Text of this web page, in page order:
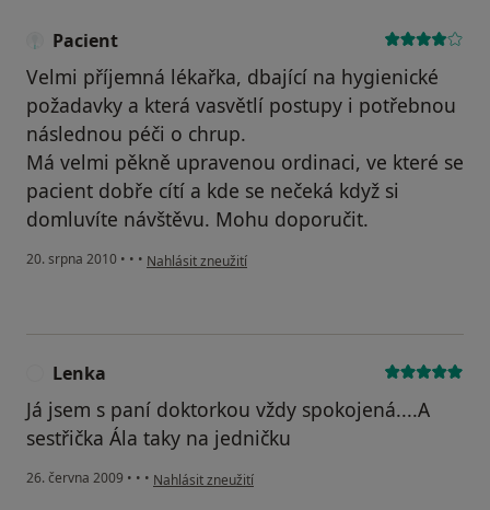
Pacient
Velmi příjemná lékařka, dbající na hygienické
požadavky a která vasvětlí postupy i potřebnou
následnou péči o chrup.
Má velmi pěkně upravenou ordinaci, ve které se
pacient dobře cítí a kde se nečeká když si
domluvíte návštěvu. Mohu doporučit.
20. srpna 2010 • • • podle názoru uživatele Pacient
Nahlásit zneužití
Lenka
Já jsem s paní doktorkou vždy spokojená....A
sestřička Ála taky na jedničku
26. června 2009 • • • podle názoru uživatele Lenka
Nahlásit zneužití